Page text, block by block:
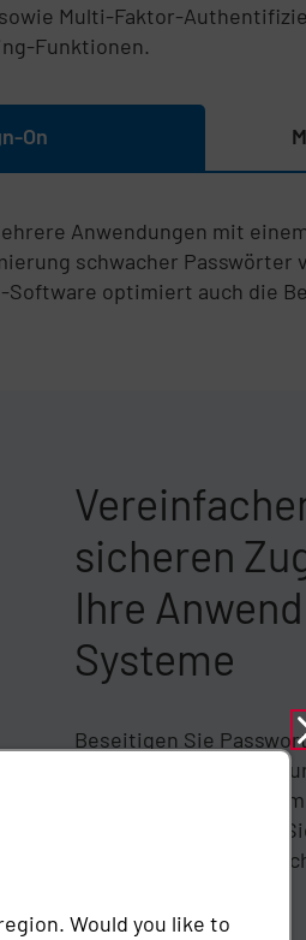
Multi-Faktor-
Funktionen.
On
Anwendungen mit
schwacher Passwörter
Software optimiert auch die
sicheren
Ihre
Systeme
Beseitigen Sie
Sie die Produktivität
Legacy- und
Sekunde zählt, geben
Zeit, sich auf die
Would you like to